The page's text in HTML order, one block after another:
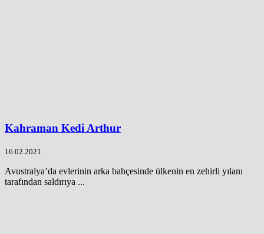
Kahraman Kedi Arthur
16.02.2021
Avustralya’da evlerinin arka bahçesinde ülkenin en zehirli yılanı
tarafından saldırıya ...